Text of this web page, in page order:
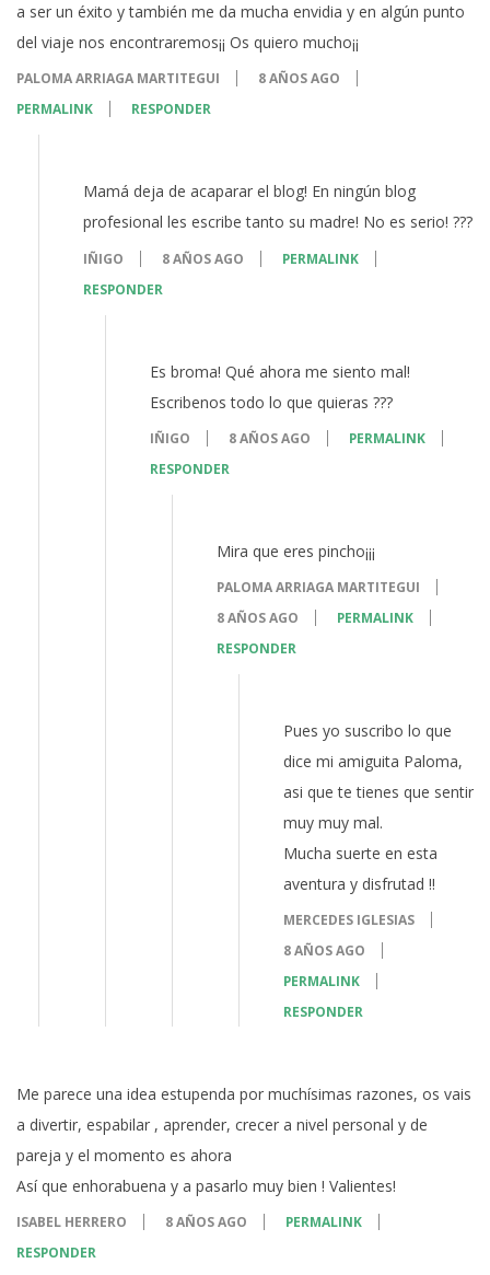
a ser un éxito y también me da mucha envidia y en algún punto
del viaje nos encontraremos¡¡ Os quiero mucho¡¡
PALOMA ARRIAGA MARTITEGUI
8 AÑOS AGO
PERMALINK
RESPONDER
Mamá deja de acaparar el blog! En ningún blog
profesional les escribe tanto su madre! No es serio! ???
IÑIGO 8 AÑOS AGO
PERMALINK
RESPONDER
Es broma! Qué ahora me siento mal!
Escribenos todo lo que quieras ???
IÑIGO 8 AÑOS AGO
PERMALINK
RESPONDER
Mira que eres pincho¡¡¡
PALOMA ARRIAGA MARTITEGUI
8 AÑOS AGO
PERMALINK
RESPONDER
Pues yo suscribo lo que
dice mi amiguita Paloma,
asi que te tienes que sentir
muy muy mal.
Mucha suerte en esta
aventura y disfrutad !!
MERCEDES IGLESIAS
8 AÑOS AGO
PERMALINK
RESPONDER
Me parece una idea estupenda por muchísimas razones, os vais
a divertir, espabilar , aprender, crecer a nivel personal y de
pareja y el momento es ahora
Así que enhorabuena y a pasarlo muy bien ! Valientes!
ISABEL HERRERO 8 AÑOS AGO
PERMALINK
RESPONDER